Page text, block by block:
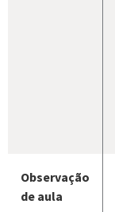
Observação
de aula